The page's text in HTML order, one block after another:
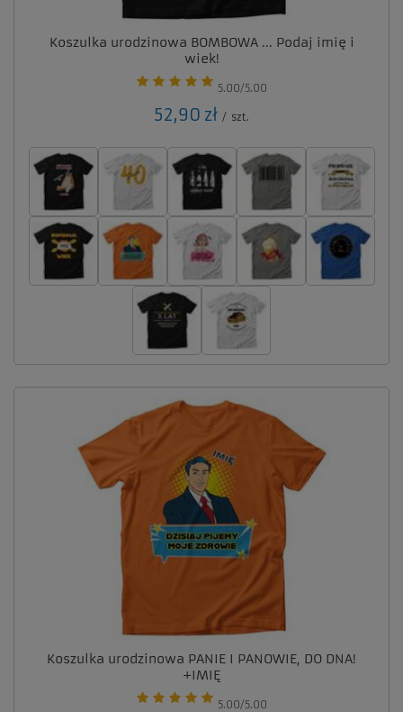
Koszulka urodzinowa BOMBOWA ... Podaj imię i
wiek!
5.00/5.00
52,90 zł / szt.
Koszulka urodzinowa PANIE I PANOWIE, DO DNA!
+IMIĘ
5.00/5.00